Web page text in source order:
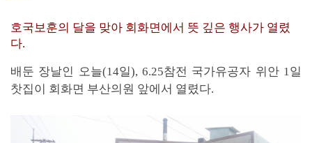
호국보훈의 달을 맞아 회화면에서 뜻 깊은 행사가 열렸
다.
배둔 장날인 오늘(14일), 6.25참전 국가유공자 위안 1일
찻집이 회화면 부산의원 앞에서 열렸다.